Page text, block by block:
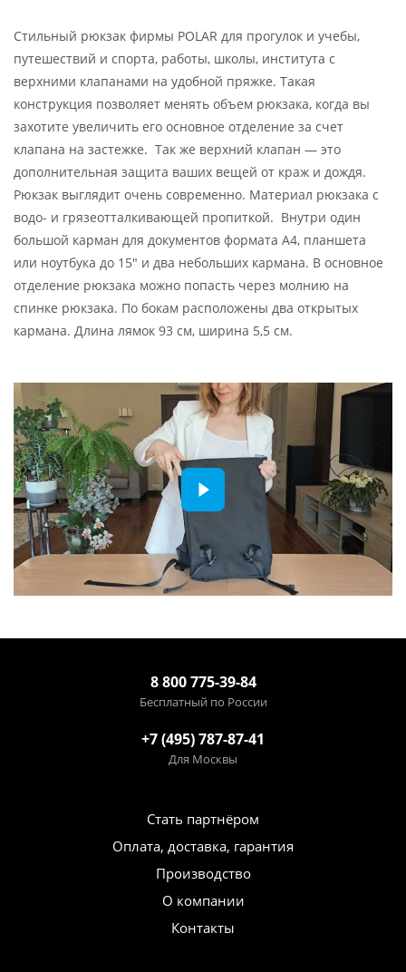
Стильный рюкзак фирмы POLAR для прогулок и учебы,
путешествий и спорта, работы, школы, института с
верхними клапанами на удобной пряжке. Такая
конструкция позволяет менять объем рюкзака, когда вы
захотите увеличить его основное отделение за счет
клапана на застежке. Так же верхний клапан — это
дополнительная защита ваших вещей от краж и дождя.
Рюкзак выглядит очень современно. Материал рюкзака с
водо- и грязеотталкивающей пропиткой. Внутри один
большой карман для документов формата А4, планшета
или ноутбука до 15" и два небольших кармана. В основное
отделение рюкзака можно попасть через молнию на
спинке рюкзака. По бокам расположены два открытых
кармана. Длина лямок 93 см, ширина 5,5 см.
8 800 775-39-84
Бесплатный по России
+7 (495) 787-87-41
Для Москвы
Стать партнёром
Оплата, доставка, гарантия
Производство
О компании
Контакты